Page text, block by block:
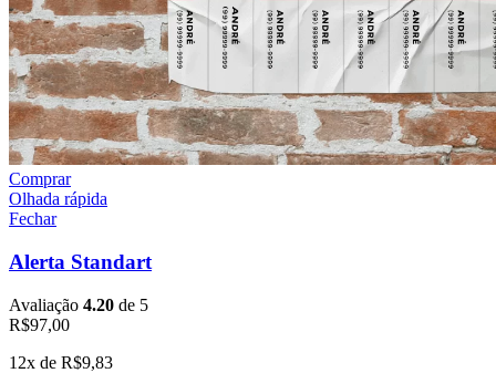
Comprar
Olhada rápida
Fechar
Alerta Standart
Avaliação 4.20 de 5
R$97,00
12x de R$9,83